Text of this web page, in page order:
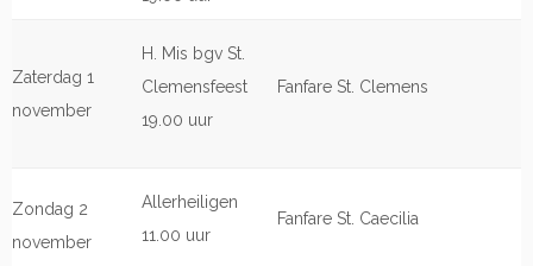
Zaterdag 1
november
H. Mis bgv St.
Clemensfeest
19.00 uur
Fanfare St. Clemens
Zondag 2
november
Allerheiligen
11.00 uur
Fanfare St. Caecilia